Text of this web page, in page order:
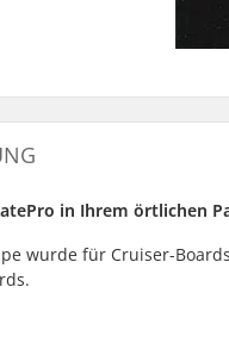
in Ihrem örtlichen
wurde für Cruiser-